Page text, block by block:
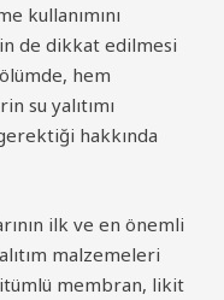
kullanımını
de dikkat edilmesi
hem
su yalıtımı
hakkında
ilk ve en önemli
malzemeleri
membran, likit